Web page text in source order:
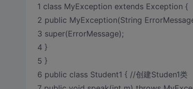
1 class MyException extends Exception {
2 public MyException(String
3 super(ErrorMessage);
4 }
5 }
6 public class Student1 { //创建Studen1类